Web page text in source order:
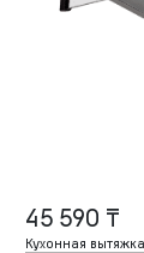
45 590 ₸
Кухонная